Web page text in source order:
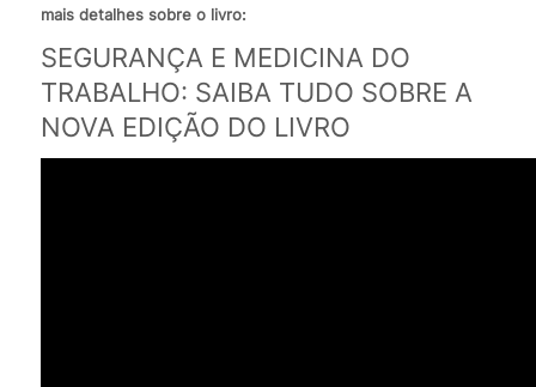
mais detalhes sobre o livro:
SEGURANÇA E MEDICINA DO
TRABALHO: SAIBA TUDO SOBRE A
NOVA EDIÇÃO DO LIVRO